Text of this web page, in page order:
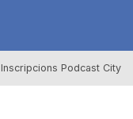
Inscripcions Podcast City